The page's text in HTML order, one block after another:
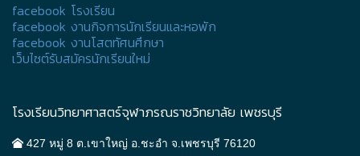
facebook โรงเรียน
facebook งานกิจการนักเรียนและหอพัก
facebook งานโสตทัศนศึกษา
เว็บไซต์รับสมัครนักเรียนใหม่
โรงเรียนวิทยาศาสตร์จุฬาภรณราชวิทยาลัย เพชรบุรี
427 หมู่ 8 ต.เขาใหญ่ อ.ชะอำ จ.เพชรบุรี 76120